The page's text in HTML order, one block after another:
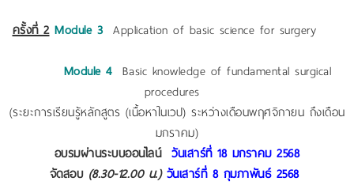
ครั้งที่ 2 Module 3 Application of basic science for surgery
Module 4Basic knowledge of fundamental surgical
procedures
(ระยะการเรียนรู้หลักสูตร (เนื้อหาในเวป) ระหว่างเดือนพฤศจิกายน ถึงเดือน
มกราคม)
อบรมผ่านระบบออนไลน์ วันเสาร์ที่ 18 มกราคม 2568
จัดสอบ (8.30-12.00 น.) วันเสาร์ที่ 8 กุมภาพันธ์ 2568